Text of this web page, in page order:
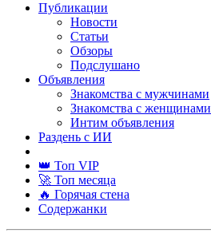
Публикации
Новости
Статьи
Обзоры
Подслушано
Объявления
Знакомства с мужчинами
Знакомства с женщинами
Интим объявления
Раздень с ИИ
👑 Топ VIP
🚀 Топ месяца
🔥 Горячая стена
Содержанки